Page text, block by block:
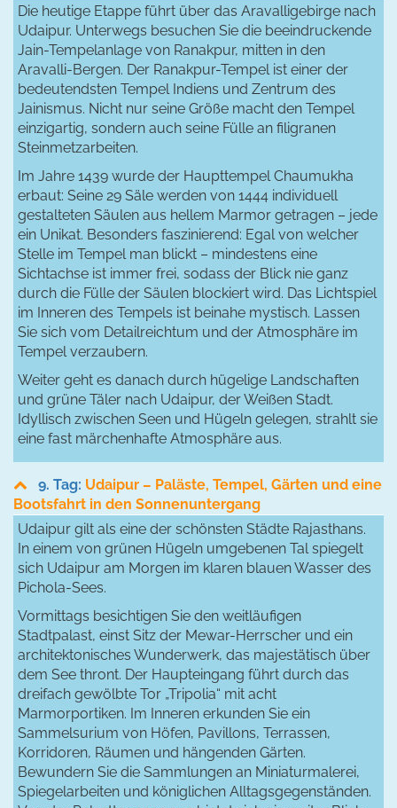
Die heutige Etappe führt über das Aravalligebirge nach
Udaipur. Unterwegs besuchen Sie die beeindruckende
Jain-Tempelanlage von Ranakpur, mitten in den
Aravalli-Bergen. Der Ranakpur-Tempel ist einer der
bedeutendsten Tempel Indiens und Zentrum des
Jainismus. Nicht nur seine Größe macht den Tempel
einzigartig, sondern auch seine Fülle an filigranen
Steinmetzarbeiten.
Im Jahre 1439 wurde der Haupttempel Chaumukha
erbaut: Seine 29 Säle werden von 1444 individuell
gestalteten Säulen aus hellem Marmor getragen – jede
ein Unikat. Besonders faszinierend: Egal von welcher
Stelle im Tempel man blickt – mindestens eine
Sichtachse ist immer frei, sodass der Blick nie ganz
durch die Fülle der Säulen blockiert wird. Das Lichtspiel
im Inneren des Tempels ist beinahe mystisch. Lassen
Sie sich vom Detailreichtum und der Atmosphäre im
Tempel verzaubern.
Weiter geht es danach durch hügelige Landschaften
und grüne Täler nach Udaipur, der Weißen Stadt.
Idyllisch zwischen Seen und Hügeln gelegen, strahlt sie
eine fast märchenhafte Atmosphäre aus.
9. Tag: Udaipur – Paläste, Tempel, Gärten und eine
Bootsfahrt in den Sonnenuntergang
Udaipur gilt als eine der schönsten Städte Rajasthans.
In einem von grünen Hügeln umgebenen Tal spiegelt
sich Udaipur am Morgen im klaren blauen Wasser des
Pichola-Sees.
Vormittags besichtigen Sie den weitläufigen
Stadtpalast, einst Sitz der Mewar-Herrscher und ein
architektonisches Wunderwerk, das majestätisch über
dem See thront. Der Haupteingang führt durch das
dreifach gewölbte Tor „Tripolia“ mit acht
Marmorportiken. Im Inneren erkunden Sie ein
Sammelsurium von Höfen, Pavillons, Terrassen,
Korridoren, Räumen und hängenden Gärten.
Bewundern Sie die Sammlungen an Miniaturmalerei,
Spiegelarbeiten und königlichen Alltagsgegenständen.